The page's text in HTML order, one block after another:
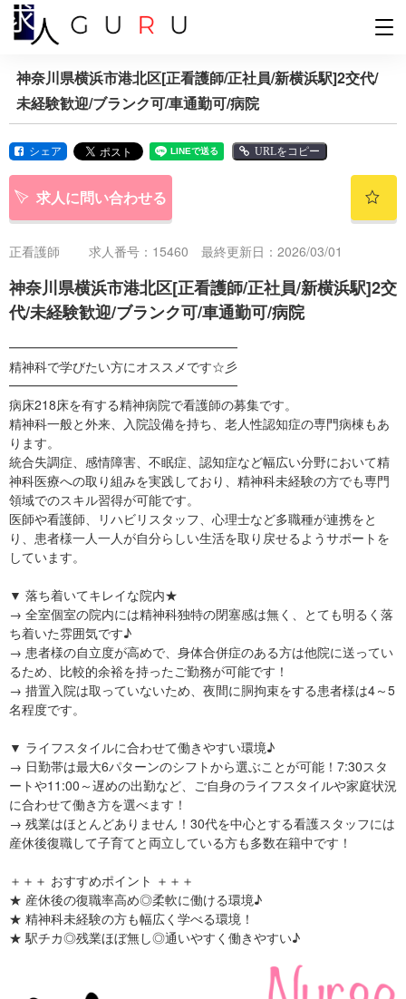
神奈川県横浜市港北区[正看護師/正社員/新横浜駅]2交代/
未経験歓迎/ブランク可/車通勤可/病院
シェア URLをコピー
求人に問い合わせる
正看護師 求人番号：15460 最終更新日：2026/03/01
神奈川県横浜市港北区[正看護師/正社員/新横浜駅]2交
代/未経験歓迎/ブランク可/車通勤可/病院
━━━━━━━━━━━━━━━━━━
精神科で学びたい方にオススメです☆彡
━━━━━━━━━━━━━━━━━━
病床218床を有する精神病院で看護師の募集です。
精神科一般と外来、入院設備を持ち、老人性認知症の専門病棟もあ
ります。
統合失調症、感情障害、不眠症、認知症など幅広い分野において精
神科医療への取り組みを実践しており、精神科未経験の方でも専門
領域でのスキル習得が可能です。
医師や看護師、リハビリスタッフ、心理士など多職種が連携をと
り、患者様一人一人が自分らしい生活を取り戻せるようサポートを
しています。
▼ 落ち着いてキレイな院内★
→ 全室個室の院内には精神科独特の閉塞感は無く、とても明るく落
ち着いた雰囲気です♪
→ 患者様の自立度が高めで、身体合併症のある方は他院に送ってい
るため、比較的余裕を持ったご勤務が可能です！
→ 措置入院は取っていないため、夜間に胴拘束をする患者様は4～5
名程度です。
▼ ライフスタイルに合わせて働きやすい環境♪
→ 日勤帯は最大6パターンのシフトから選ぶことが可能！7:30スタ
ートや11:00～遅めの出勤など、ご自身のライフスタイルや家庭状況
に合わせて働き方を選べます！
→ 残業はほとんどありません！30代を中心とする看護スタッフには
産休後復職して子育てと両立している方も多数在籍中です！
＋＋＋ おすすめポイント ＋＋＋
★ 産休後の復職率高め◎柔軟に働ける環境♪
★ 精神科未経験の方も幅広く学べる環境！
★ 駅チカ◎残業ほぼ無し◎通いやすく働きやすい♪